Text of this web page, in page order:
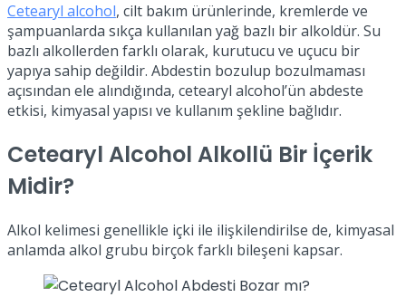
Cetearyl alcohol, cilt bakım ürünlerinde, kremlerde ve
şampuanlarda sıkça kullanılan yağ bazlı bir alkoldür. Su
bazlı alkollerden farklı olarak, kurutucu ve uçucu bir
yapıya sahip değildir. Abdestin bozulup bozulmaması
açısından ele alındığında, cetearyl alcohol’ün abdeste
etkisi, kimyasal yapısı ve kullanım şekline bağlıdır.
Cetearyl Alcohol Alkollü Bir İçerik
Midir?
Alkol kelimesi genellikle içki ile ilişkilendirilse de, kimyasal
anlamda alkol grubu birçok farklı bileşeni kapsar.